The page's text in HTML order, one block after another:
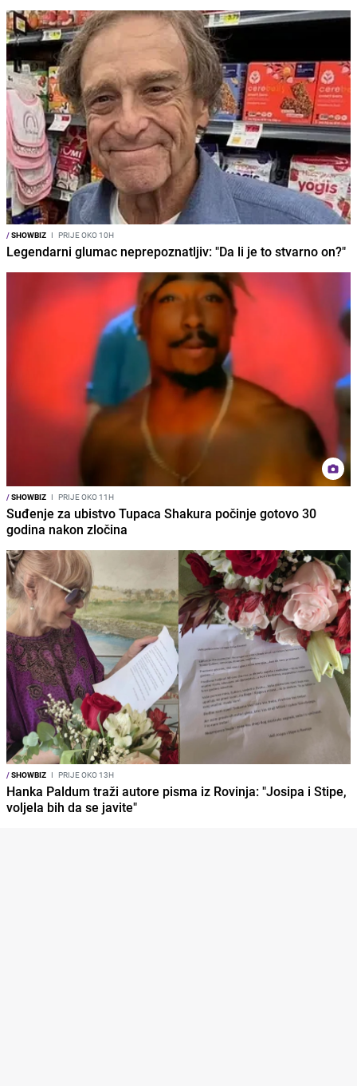
/SHOWBIZ I PRIJE OKO 10H
Legendarni glumac neprepoznatljiv: "Da li je to stvarno on?"
/SHOWBIZ I PRIJE OKO 11H
Suđenje za ubistvo Tupaca Shakura počinje gotovo 30
godina nakon zločina
/SHOWBIZ I PRIJE OKO 13H
Hanka Paldum traži autore pisma iz Rovinja: "Josipa i Stipe,
voljela bih da se javite"